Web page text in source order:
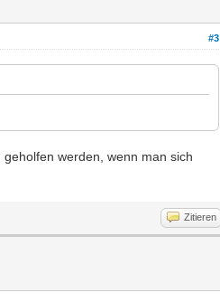
#3
werden, wenn man sich
Zitieren